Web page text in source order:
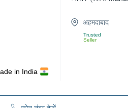
in India
अहमदाबाद
Trusted
Seller